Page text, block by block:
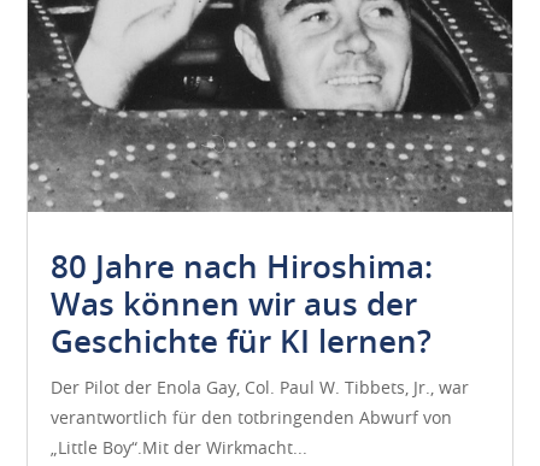
80 Jahre nach Hiroshima:
Was können wir aus der
Geschichte für KI lernen?
Der Pilot der Enola Gay, Col. Paul W. Tibbets, Jr., war
verantwortlich für den totbringenden Abwurf von
„Little Boy“.Mit der Wirkmacht...